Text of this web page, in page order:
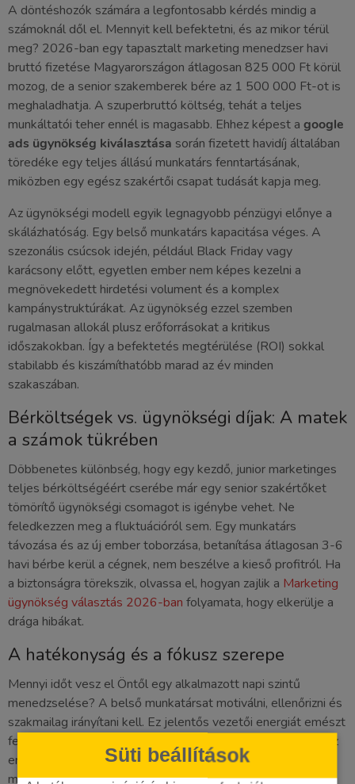
Süti beállítások
A döntéshozók számára a legfontosabb kérdés mindig a
számoknál dől el. Mennyit kell befektetni, és az mikor térül
meg? 2026-ban egy tapasztalt marketing menedzser havi
bruttó fizetése Magyarországon átlagosan 825 000 Ft körül
mozog, de a senior szakemberek bére az 1 500 000 Ft-ot is
meghaladhatja. A szuperbruttó költség, tehát a teljes
munkáltatói teher ennél is magasabb. Ehhez képest a google
ads ügynökség kiválasztása során fizetett havidíj általában
töredéke egy teljes állású munkatárs fenntartásának,
miközben egy egész szakértői csapat tudását kapja meg.
Az ügynökségi modell egyik legnagyobb pénzügyi előnye a
skálázhatóság. Egy belső munkatárs kapacitása véges. A
szezonális csúcsok idején, például Black Friday vagy
karácsony előtt, egyetlen ember nem képes kezelni a
megnövekedett hirdetési volument és a komplex
kampánystruktúrákat. Az ügynökség ezzel szemben
rugalmasan allokál plusz erőforrásokat a kritikus
időszakokban. Így a befektetés megtérülése (ROI) sokkal
stabilabb és kiszámíthatóbb marad az év minden
szakaszában.
Bérköltségek vs. ügynökségi díjak: A matek
a számok tükrében
Döbbenetes különbség, hogy egy kezdő, junior marketinges
teljes bérköltségéért cserébe már egy senior szakértőket
tömörítő ügynökségi csomagot is igénybe vehet. Ne
feledkezzen meg a fluktuációról sem. Egy munkatárs
távozása és az új ember toborzása, betanítása átlagosan 3-6
havi bérbe kerül a cégnek, nem beszélve a kieső profitról. Ha
a biztonságra törekszik, olvassa el, hogyan zajlik a Marketing
ügynökség választás 2026-ban folyamata, hogy elkerülje a
drága hibákat.
A hatékonyság és a fókusz szerepe
Mennyi időt vesz el Öntől egy alkalmazott napi szintű
menedzselése? A belső munkatársat motiválni, ellenőrizni és
szakmailag irányítani kell. Ez jelentős vezetői energiát emészt
fel. A kiszervezett marketing ezzel szemben felszabadítja az
erőforrásait. Önnek nem a folyamatokat kell
mikromenedzselnie, hanem a kész riportokat és az üzleti